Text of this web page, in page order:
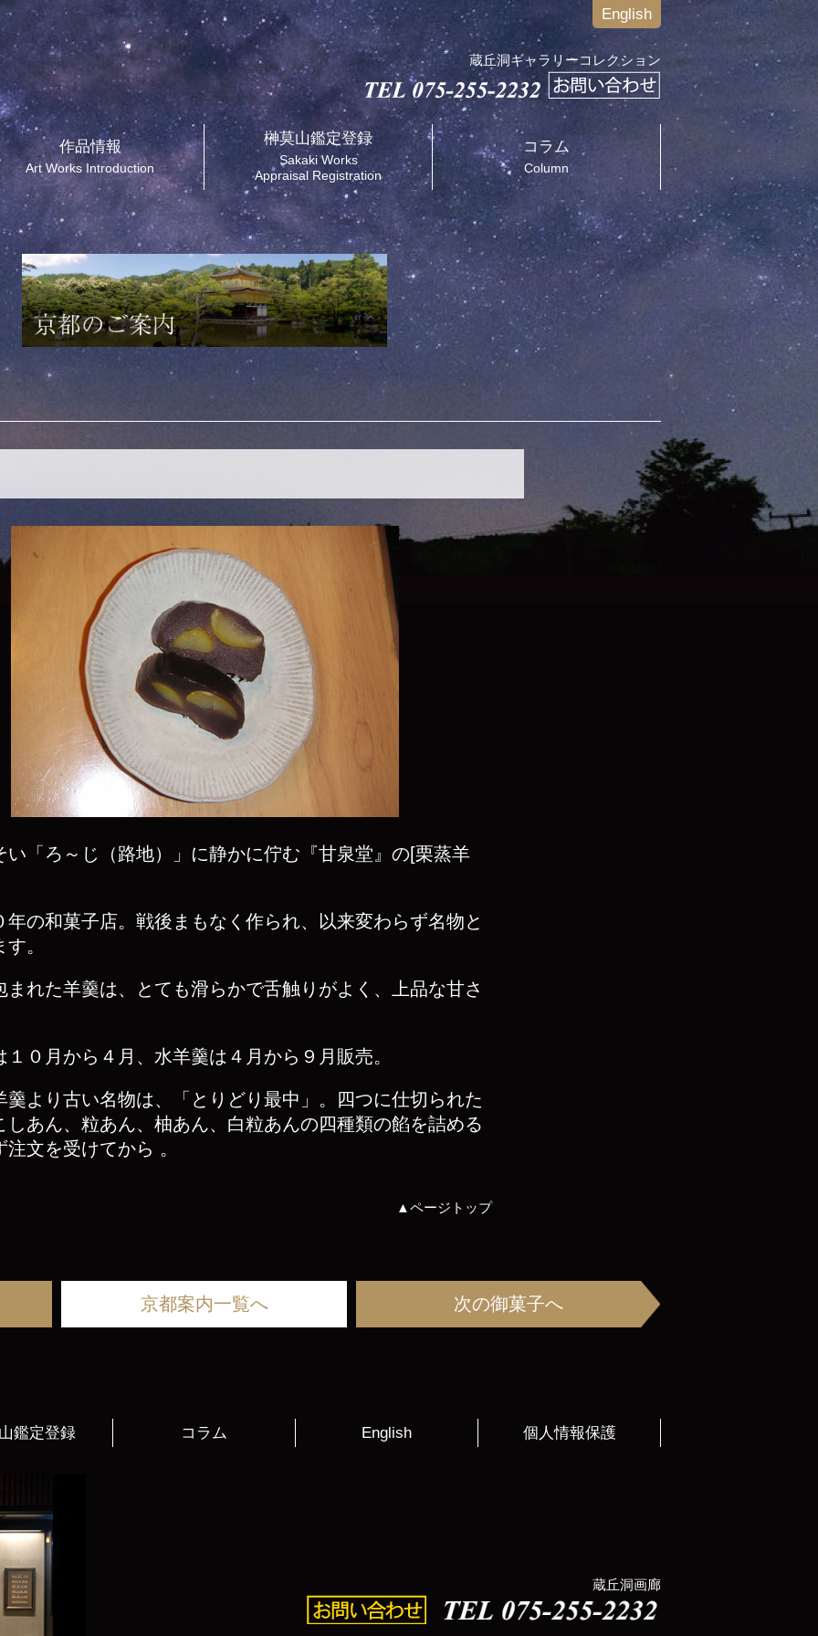
English
蔵丘洞ギャラリーコレクション
作品情報
Art Works Introduction
榊莫山鑑定登録
Sakaki Works
Appraisal Registration
コラム
Column
い「ろ～じ（路地）」に静かに佇む『甘泉堂』の[栗蒸羊
年の和菓子店。戦後まもなく作られ、以来変わらず名物と
。
まれた羊羹は、とても滑らかで舌触りがよく、上品な甘さ
１０月から４月、水羊羹は４月から９月販売。
羹より古い名物は、「とりどり最中」。四つに仕切られた
しあん、粒あん、柚あん、白粒あんの四種類の餡を詰める
文を受けてから 。
▲ページトップ
京都案内一覧へ 次の御菓子へ
鑑定登録 コラム English 個人情報保護
蔵丘洞画廊